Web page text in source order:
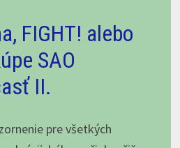
FIGHT! alebo
SAO
II.
pre všetkých